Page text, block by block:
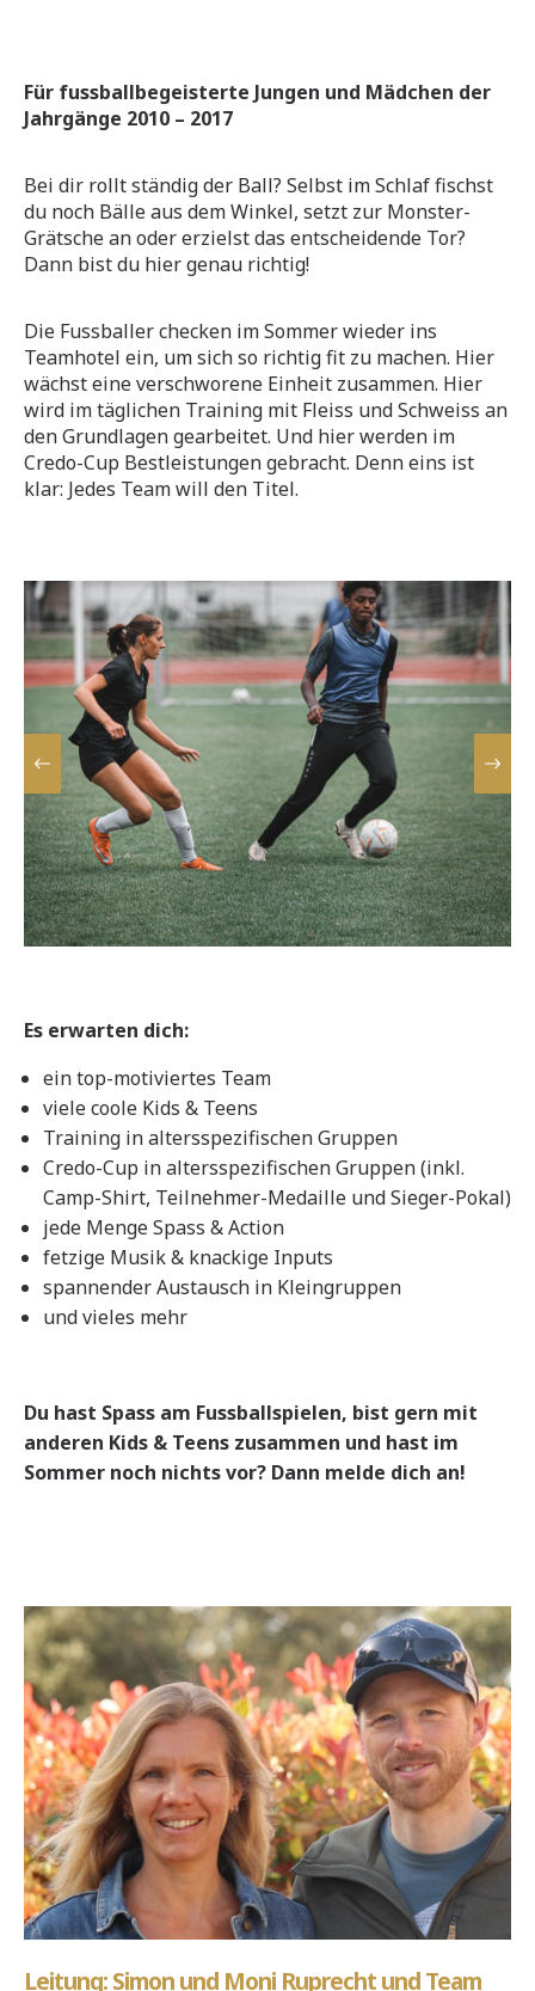
Für fussballbegeisterte Jungen und Mädchen der
Jahrgänge 2010 – 2017
Bei dir rollt ständig der Ball? Selbst im Schlaf fischst
du noch Bälle aus dem Winkel, setzt zur Monster-
Grätsche an oder erzielst das entscheidende Tor?
Dann bist du hier genau richtig!
Die Fussballer checken im Sommer wieder ins
Teamhotel ein, um sich so richtig fit zu machen. Hier
wächst eine verschworene Einheit zusammen. Hier
wird im täglichen Training mit Fleiss und Schweiss an
den Grundlagen gearbeitet. Und hier werden im
Credo-Cup Bestleistungen gebracht. Denn eins ist
klar: Jedes Team will den Titel.
Es erwarten dich:
ein top-motiviertes Team
viele coole Kids & Teens
Training in altersspezifischen Gruppen
Credo-Cup in altersspezifischen Gruppen (inkl.
Camp-Shirt, Teilnehmer-Medaille und Sieger-Pokal)
jede Menge Spass & Action
fetzige Musik & knackige Inputs
spannender Austausch in Kleingruppen
und vieles mehr
Du hast Spass am Fussballspielen, bist gern mit
anderen Kids & Teens zusammen und hast im
Sommer noch nichts vor? Dann melde dich an!
Leitung: Simon und Moni Ruprecht und Team